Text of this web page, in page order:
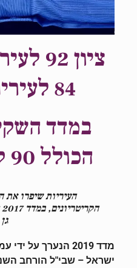
ציון
84 ל
הכולל 90 קריטריונים
העיריות שיפרואת
הקריטריונים,במדד 2017 זכתה גבעתיים לציון 88 ו
מדד 2019 הנערך על
ישראל – שבי"ל הורחב